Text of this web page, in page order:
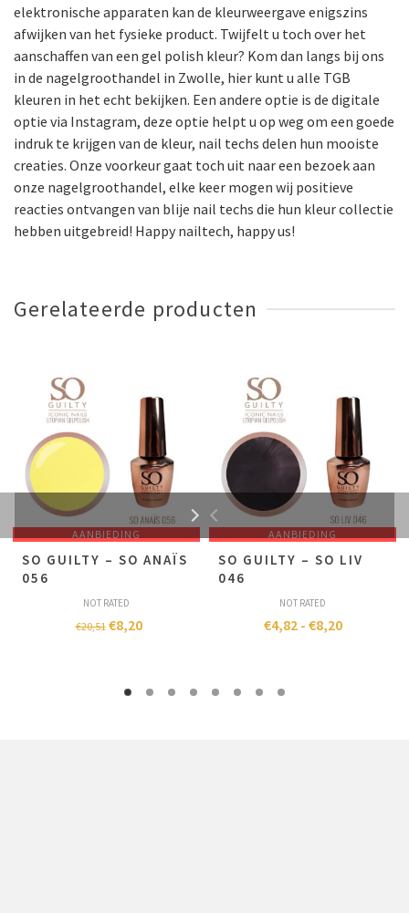
elektronische apparaten kan de kleurweergave enigszins
afwijken van het fysieke product. Twijfelt u toch over het
aanschaffen van een gel polish kleur? Kom dan langs bij ons
in de nagelgroothandel in Zwolle, hier kunt u alle TGB
kleuren in het echt bekijken. Een andere optie is de digitale
optie via Instagram, deze optie helpt u op weg om een goede
indruk te krijgen van de kleur, nail techs delen hun mooiste
creaties. Onze voorkeur gaat toch uit naar een bezoek aan
onze nagelgroothandel, elke keer mogen wij positieve
reacties ontvangen van blije nail techs die hun kleur collectie
hebben uitgebreid! Happy nailtech, happy us!
Gerelateerde producten
AANBIEDING
SO GUILTY – SO ANAÏS
056
NOT RATED
€20,51 €8,20
AANBIEDING
SO GUILTY – SO LIV
046
NOT RATED
€4,82 - €8,20